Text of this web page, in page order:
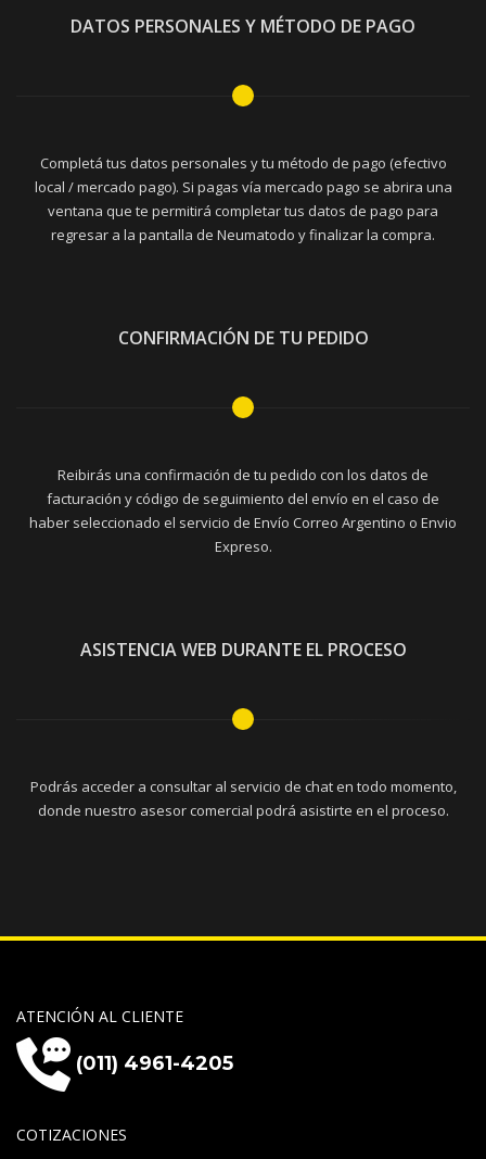
DATOS PERSONALES Y MÉTODO DE PAGO
Completá tus datos personales y tu método de pago (efectivo
local / mercado pago). Si pagas vía mercado pago se abrira una
ventana que te permitirá completar tus datos de pago para
regresar a la pantalla de Neumatodo y finalizar la compra.
CONFIRMACIÓN DE TU PEDIDO
Reibirás una confirmación de tu pedido con los datos de
facturación y código de seguimiento del envío en el caso de
haber seleccionado el servicio de Envío Correo Argentino o Envio
Expreso.
ASISTENCIA WEB DURANTE EL PROCESO
Podrás acceder a consultar al servicio de chat en todo momento,
donde nuestro asesor comercial podrá asistirte en el proceso.
ATENCIÓN AL CLIENTE
(011) 4961-4205
COTIZACIONES